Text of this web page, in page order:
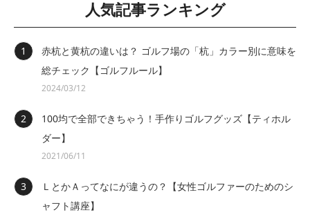
人気記事ランキング
赤杭と黄杭の違いは？ ゴルフ場の「杭」カラー別に意味を
総チェック【ゴルフルール】
2024/03/12
100均で全部できちゃう！手作りゴルフグッズ【ティホル
ダー】
2021/06/11
ＬとかＡってなにが違うの？【女性ゴルファーのためのシ
ャフト講座】